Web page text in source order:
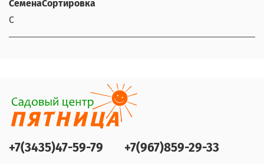
СеменаСортировка
С
+7(3435)47-59-79 +7(967)859-29-33